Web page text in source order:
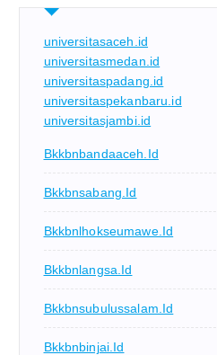
universitasaceh.id
universitasmedan.id
universitaspadang.id
universitaspekanbaru.id
universitasjambi.id
Bkkbnbandaaceh.id
Bkkbnsabang.id
Bkkbnlhokseumawe.id
Bkkbnlangsa.id
Bkkbnsubulussalam.id
Bkkbnbinjai.id